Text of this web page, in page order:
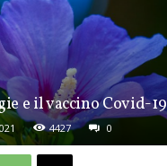
e il vaccino Covid-19
4427 0